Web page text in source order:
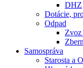
DHZ
Dotácie,
Odpad
Zvoz
Samospráva
Starosta a